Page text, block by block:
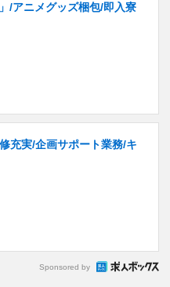
/アニメグッズ梱包/即入寮
充実/企画サポート業務/キ
Sponsored by